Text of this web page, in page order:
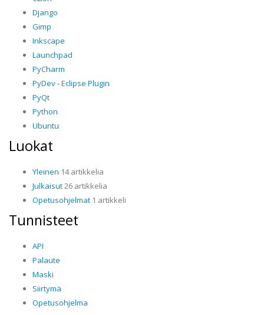
Django
Gimp
Inkscape
Launchpad
PyCharm
PyDev - Eclipse Plugin
PyQt
Python
Ubuntu
Luokat
Yleinen 14 artikkelia
Julkaisut26 artikkelia
Opetusohjelmat 1 artikkeli
Tunnisteet
API
Palaute
Maski
Siirtymä
Opetusohjelma